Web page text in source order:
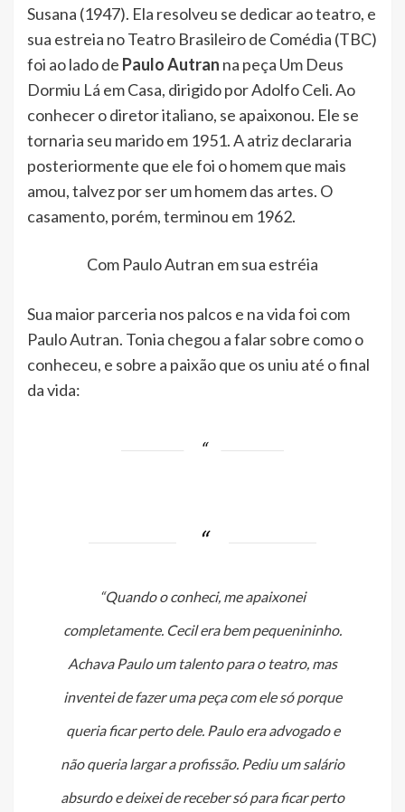
Susana (1947). Ela resolveu se dedicar ao teatro, e
sua estreia no Teatro Brasileiro de Comédia (TBC)
foi ao lado de Paulo Autran na peça Um Deus
Dormiu Lá em Casa, dirigido por Adolfo Celi. Ao
conhecer o diretor italiano, se apaixonou. Ele se
tornaria seu marido em 1951. A atriz declararia
posteriormente que ele foi o homem que mais
amou, talvez por ser um homem das artes. O
casamento, porém, terminou em 1962.
Com Paulo Autran em sua estréia
Sua maior parceria nos palcos e na vida foi com
Paulo Autran. Tonia chegou a falar sobre como o
conheceu, e sobre a paixão que os uniu até o final
da vida:
“Quando o conheci, me apaixonei
completamente. Cecil era bem pequenininho.
Achava Paulo um talento para o teatro, mas
inventei de fazer uma peça com ele só porque
queria ficar perto dele. Paulo era advogado e
não queria largar a profissão. Pediu um salário
absurdo e deixei de receber só para ficar perto